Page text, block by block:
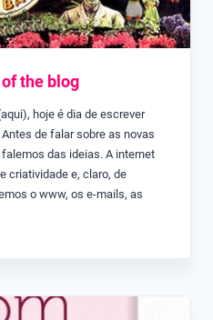
the blog
hoje é dia de escrever
de falar sobre as novas
das ideias. A internet
criatividade e, claro, de
o www, os e-mails, as